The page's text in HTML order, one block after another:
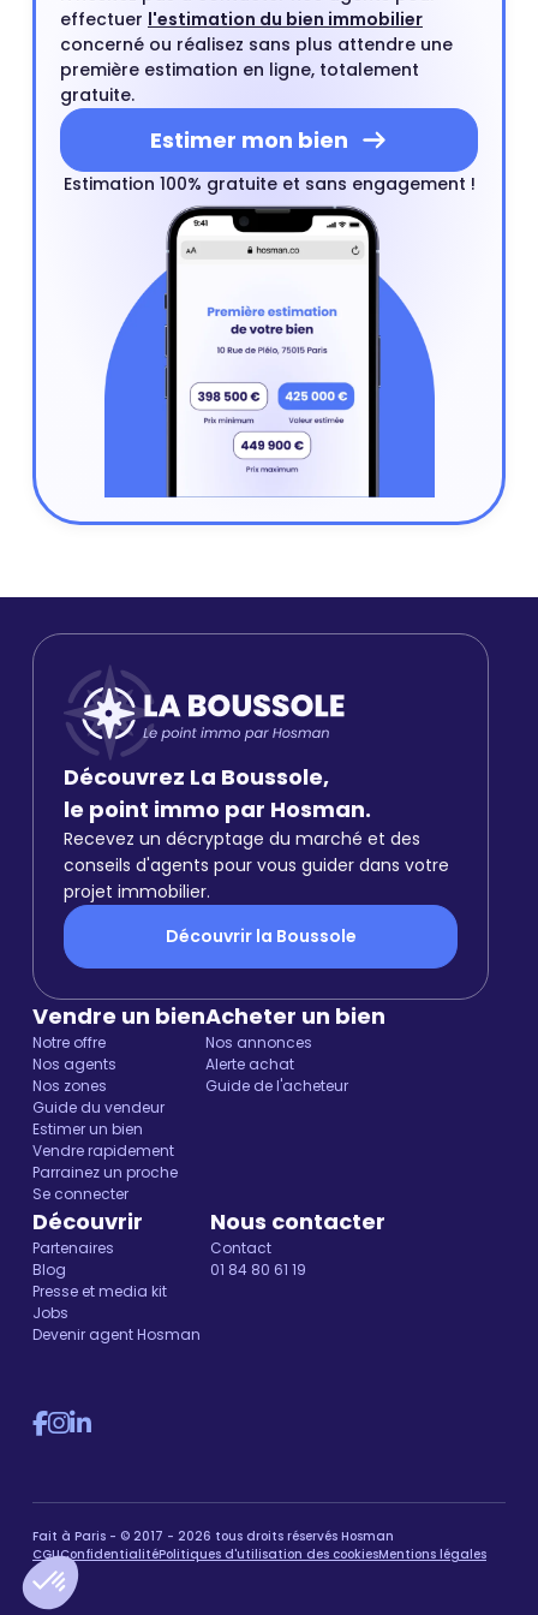
effectuer l'estimation du bien immobilier
concerné ou réalisez sans plus attendre une
première estimation en ligne, totalement
gratuite.
Estimer mon bien
Estimation 100% gratuite et sans engagement !
Découvrez La Boussole,
le point immo par Hosman.
Recevez un décryptage du marché et des
conseils d'agents pour vous guider dans votre
projet immobilier.
Découvrir la Boussole
Vendre un bien
Notre offre
Nos agents
Nos zones
Guide du vendeur
Estimer un bien
Vendre rapidement
Parrainez un proche
Se connecter
Acheter un bien
Nos annonces
Alerte achat
Guide de l'acheteur
Découvrir
Partenaires
Blog
Presse et media kit
Jobs
Devenir agent Hosman
Nous contacter
Contact
01 84 80 61 19
Fait à Paris - © 2017 - 2026 tous droits réservés Hosman
CGUConfidentialitéPolitiques d'utilisation des cookiesMentions légales